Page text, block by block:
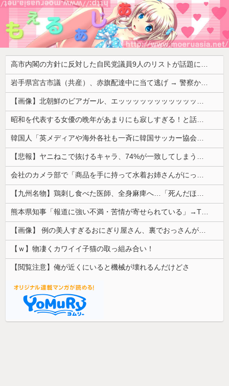
高市内閣の方針に反対した自民党議員9人のリストが話題に、「岩屋はどこへ行った？」との指摘もあるが……
岩手県宮古市議（共産）、赤旗配達中に当て逃げ → 警察から連絡が来て宮古署を訪れ事情聴取
【画像】北朝鮮のビアガール、エッッッッッッッッッッッッッッッッッ！
昭和を代表する女優の晩年があまりにも寂しすぎる！と話題に、自身の子供を餓死する寸前までネグレクトした挙句……
韓国人「英メディアや海外各社も一斉に韓国サッカー協会を巡る過去の不祥事を報道！」→「国際的な信用失墜の危機‥」
【悲報】ヤニねこで抜けるキャラ、74%が一致してしまうｗｗｗｗｗ
会社のカメラ部で「商品を手に持って水着お姉さんがにっこり」を撮影、だがお姉さんは素人アルバイトで親バレした結果……
【九州名物】鶏刺し食べた医師、全身麻痺へ…「死んだほうが良かったと思っていた」
熊本県知事「報道に強い不満・苦情が寄せられている」→TBSの報道特集がまさにそれな件
【画像】 例の美人すぎるおにぎり屋さん、裏でおっさんが握っていたｗｗｗｗｗｗｗｗｗｗｗｗｗｗｗｗｗ
【ｗ】物凄くカワイイ子猫の取っ組み合い！
【閲覧注意】俺が近くにいると機械が壊れるんだけどさ